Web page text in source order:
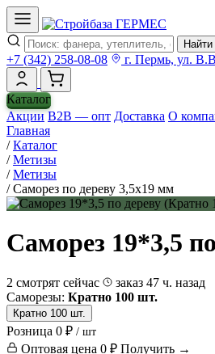
Найти
+7 (342) 258-08-08 г. Пермь, ул.
Каталог
Акции B2B — опт Доставка О
Главная
/ Каталог
/ Метизы
/ Метизы
/ Саморез по дереву 3,5х19 мм
Саморез 19*3,5
2 смотрят сейчас
заказ 47 ч. назад
Саморезы: Кратно 100 шт.
Кратно 100 шт.
Розница 0 ₽ / шт
Оптовая цена 0 ₽ Получить →